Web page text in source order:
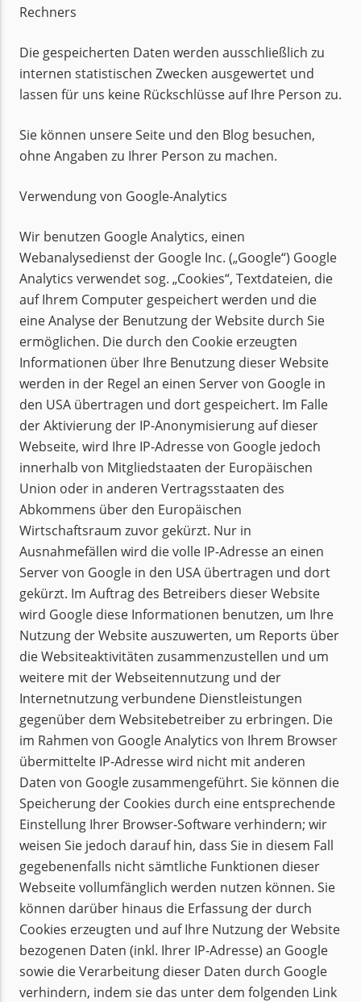
Rechners
Die gespeicherten Daten werden ausschließlich zu
internen statistischen Zwecken ausgewertet und
lassen für uns keine Rückschlüsse auf Ihre Person zu.
Sie können unsere Seite und den Blog besuchen,
ohne Angaben zu Ihrer Person zu machen.
Verwendung von Google-Analytics
Wir benutzen Google Analytics, einen
Webanalysedienst der Google Inc. („Google“) Google
Analytics verwendet sog. „Cookies“, Textdateien, die
auf Ihrem Computer gespeichert werden und die
eine Analyse der Benutzung der Website durch Sie
ermöglichen. Die durch den Cookie erzeugten
Informationen über Ihre Benutzung dieser Website
werden in der Regel an einen Server von Google in
den USA übertragen und dort gespeichert. Im Falle
der Aktivierung der IP-Anonymisierung auf dieser
Webseite, wird Ihre IP-Adresse von Google jedoch
innerhalb von Mitgliedstaaten der Europäischen
Union oder in anderen Vertragsstaaten des
Abkommens über den Europäischen
Wirtschaftsraum zuvor gekürzt. Nur in
Ausnahmefällen wird die volle IP-Adresse an einen
Server von Google in den USA übertragen und dort
gekürzt. Im Auftrag des Betreibers dieser Website
wird Google diese Informationen benutzen, um Ihre
Nutzung der Website auszuwerten, um Reports über
die Websiteaktivitäten zusammenzustellen und um
weitere mit der Webseitennutzung und der
Internetnutzung verbundene Dienstleistungen
gegenüber dem Websitebetreiber zu erbringen. Die
im Rahmen von Google Analytics von Ihrem Browser
übermittelte IP-Adresse wird nicht mit anderen
Daten von Google zusammengeführt. Sie können die
Speicherung der Cookies durch eine entsprechende
Einstellung Ihrer Browser-Software verhindern; wir
weisen Sie jedoch darauf hin, dass Sie in diesem Fall
gegebenenfalls nicht sämtliche Funktionen dieser
Webseite vollumfänglich werden nutzen können. Sie
können darüber hinaus die Erfassung der durch
Cookies erzeugten und auf Ihre Nutzung der Website
bezogenen Daten (inkl. Ihrer IP-Adresse) an Google
sowie die Verarbeitung dieser Daten durch Google
verhindern, indem sie das unter dem folgenden Link